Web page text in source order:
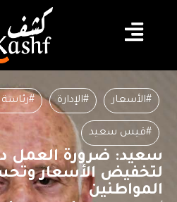
#الأسعار #الإدارة
#قيس سعيد
سعيد: ضرورة العمل
لتخفيض الأسعار
المواطنين